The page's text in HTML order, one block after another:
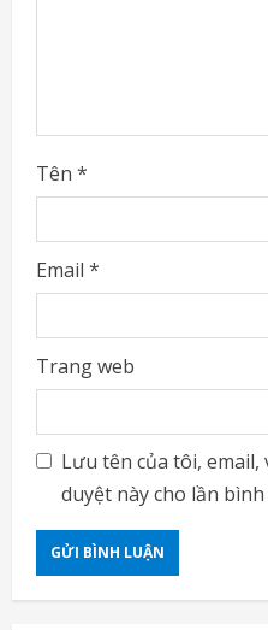
g
Tên *
Email *
Trang web
Lưu tên của tôi,
duyệt này cho lần